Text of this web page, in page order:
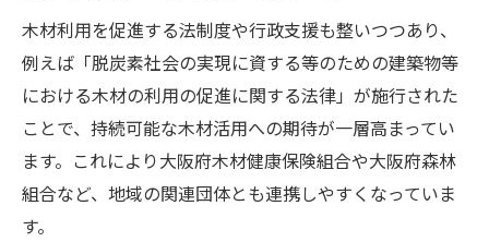
ント
大阪府森林組合の情報を活用した選定実践
リノベーションで失敗しない産材選びのコ
ツ
木材利用を促進する法制度や行政支援も整いつつあり、
例えば「脱炭素社会の実現に資する等のための建築物等
における木材の利用の促進に関する法律」が施行された
ことで、持続可能な木材活用への期待が一層高まってい
ます。これにより大阪府木材健康保険組合や大阪府森林
組合など、地域の関連団体とも連携しやすくなっていま
す。